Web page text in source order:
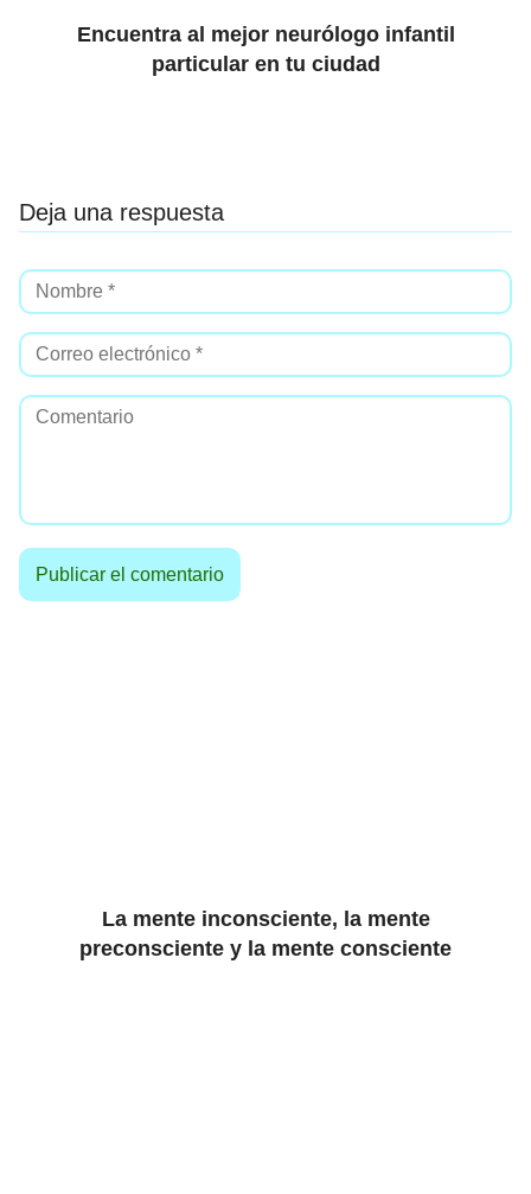
Encuentra al mejor neurólogo infantil
particular en tu ciudad
Deja una respuesta
La mente inconsciente, la mente
preconsciente y la mente consciente